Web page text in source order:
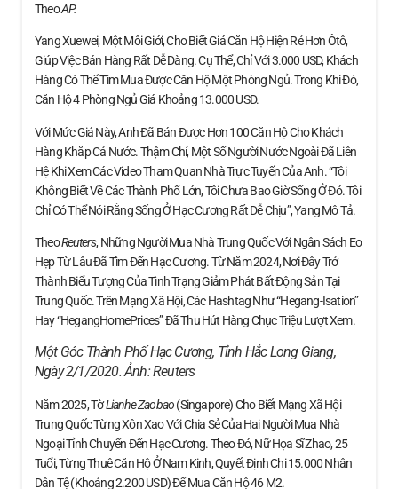
TheoAP.
Yang Xuewei, Một Môi Giới, Cho Biết Giá Căn Hộ Hiện Rẻ Hơn Ôtô,
Giúp Việc Bán Hàng Rất Dễ Dàng. Cụ Thể, Chỉ Với 3.000 USD, Khách
Hàng Có Thể Tìm Mua Được Căn Hộ Một Phòng Ngủ. Trong Khi Đó,
Căn Hộ 4 Phòng Ngủ Giá Khoảng 13.000 USD.
Với Mức Giá Này, Anh Đã Bán Được Hơn 100 Căn Hộ Cho Khách
Hàng Khắp Cả Nước. Thậm Chí, Một Số Người Nước Ngoài Đã Liên
Hệ Khi Xem Các Video Tham Quan Nhà Trực Tuyến Của Anh. “Tôi
Không Biết Về Các Thành Phố Lớn, Tôi Chưa Bao Giờ Sống Ở Đó. Tôi
Chỉ Có Thể Nói Rằng Sống Ở Hạc Cương Rất Dễ Chịu”, Yang Mô Tả.
TheoReuters, Những Người Mua Nhà Trung Quốc Với Ngân Sách Eo
Hẹp Từ Lâu Đã Tìm Đến Hạc Cương. Từ Năm 2024, Nơi Đây Trở
Thành Biểu Tượng Của Tình Trạng Giảm Phát Bất Động Sản Tại
Trung Quốc. Trên Mạng Xã Hội, Các Hashtag Như “Hegang-Isation”
Hay “HegangHomePrices” Đã Thu Hút Hàng Chục Triệu Lượt Xem.
Một Góc Thành Phố Hạc Cương, Tỉnh Hắc Long Giang,
Ngày 2/1/2020. Ảnh:Reuters
Năm 2025, TờLianhe Zaobao(Singapore) Cho Biết Mạng Xã Hội
Trung Quốc Từng Xôn Xao Với Chia Sẻ Của Hai Người Mua Nhà
Ngoại Tỉnh Chuyển Đến Hạc Cương. Theo Đó, Nữ Họa Sĩ Zhao, 25
Tuổi, Từng Thuê Căn Hộ Ở Nam Kinh, Quyết Định Chi 15.000 Nhân
Dân Tệ (khoảng 2.200 USD) Để Mua Căn Hộ 46 M2.